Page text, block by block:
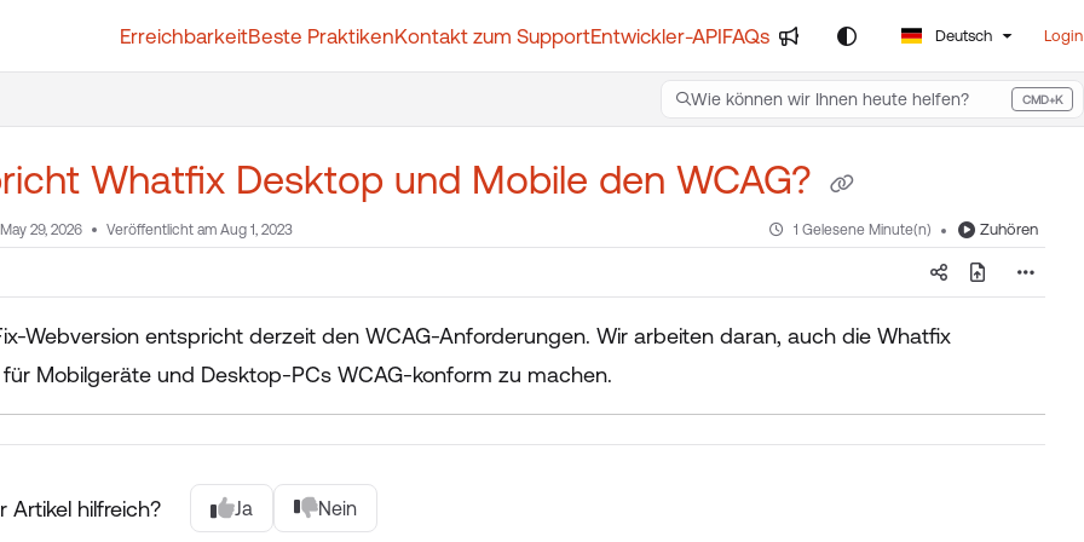
ErreichbarkeitBeste PraktikenKontakt zum SupportEntwickler-APIFAQs Deutsch Login
Wie können wir Ihnen heute helfen? CMD+K
Press CMD+K to open search
Whatfix Desktop und Mobile den WCAG?
May 29, 2026 Veröffentlicht am Aug 1, 2023 1 Gelesene Minute(n) Zuhören
Webversion entspricht derzeit den WCAG-Anforderungen. Wir arbeiten daran, auch die Whatfix
für Mobilgeräte und Desktop-PCs WCAG-konform zu machen.
Artikel hilfreich? Ja Nein